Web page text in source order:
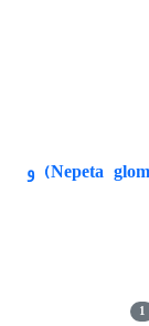
مقایسه اثر اسانس پونه‌سای انبوه (Nepeta glomerulosa) و
1